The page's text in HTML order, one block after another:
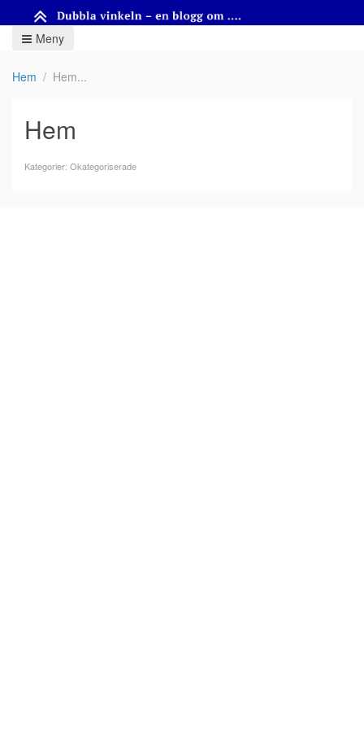
Meny
Hem Hem
Hem
Kategorier: Okategoriserade